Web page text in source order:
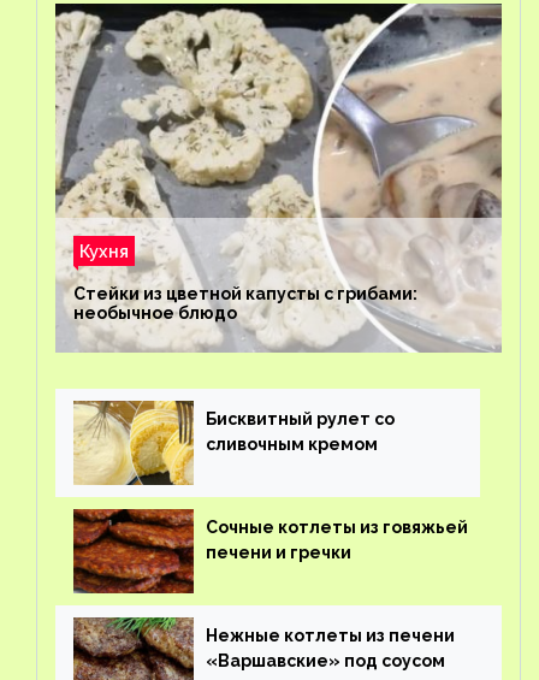
Кухня
Стейки из цветной капусты с грибами:
необычное блюдо
Бисквитный рулет со
сливочным кремом
Сочные котлеты из говяжьей
печени и гречки
Нежные котлеты из печени
«Варшавские» под соусом